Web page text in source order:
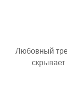
Любовный